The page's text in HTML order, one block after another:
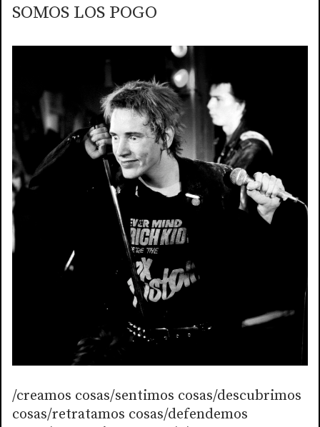
SOMOS LOS POGO
/creamos cosas/sentimos cosas/descubrimos
cosas/retratamos cosas/defendemos